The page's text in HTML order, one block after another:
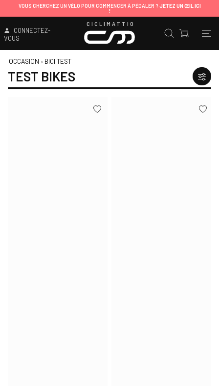
VOUS CHERCHEZ UN VÉLO POUR COMMENCER À PÉDALER ? JETEZ UN ŒIL ICI
!
CONNECTEZ-
VOUS
CICLIMATTIO
OCCASION › BICI TEST
TEST BIKES